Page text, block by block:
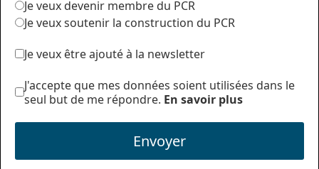
Je veux devenir membre du PCR
Je veux soutenir la construction du PCR
Je veux être ajouté à la newsletter
J'accepte que mes données soient utilisées dans le
seul but de me répondre. En savoir plus
Envoyer